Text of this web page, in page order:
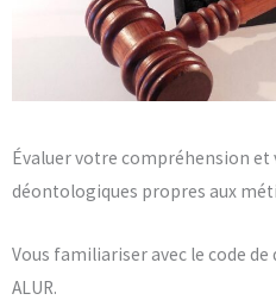
Évaluer votre compréhension
déontologiques propres aux
Vous familiariser avec le code
ALUR.